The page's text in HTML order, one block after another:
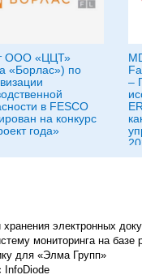
ООО «ЦЦТ»
«Борлас») по
в FESCO
на конкурс
года»
–
электронных
мониторинга на базе
для «Элма Групп»
InfoDiode